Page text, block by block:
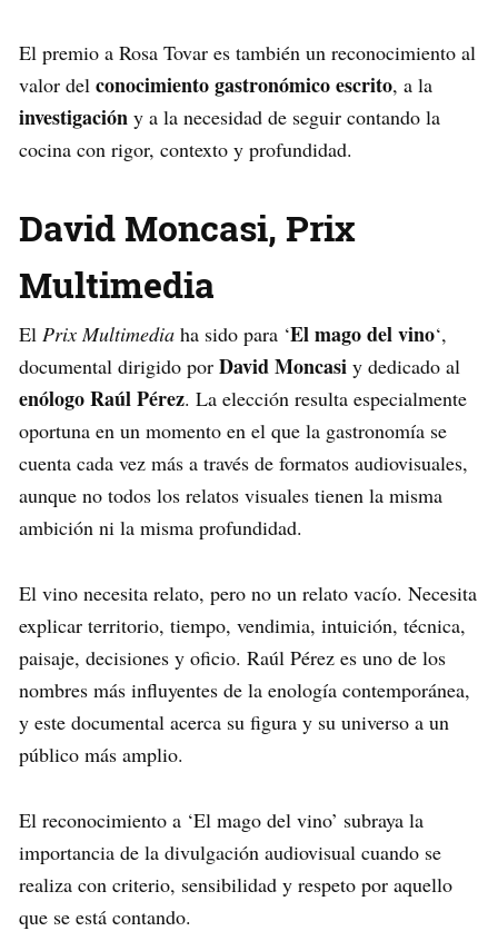
El premio a Rosa Tovar es también un reconocimiento al
valor del conocimiento gastronómico escrito, a la
investigación y a la necesidad de seguir contando la
cocina con rigor, contexto y profundidad.
David Moncasi, Prix
Multimedia
El Prix Multimedia ha sido para ‘El mago del vino‘,
documental dirigido por David Moncasi y dedicado al
enólogo Raúl Pérez. La elección resulta especialmente
oportuna en un momento en el que la gastronomía se
cuenta cada vez más a través de formatos audiovisuales,
aunque no todos los relatos visuales tienen la misma
ambición ni la misma profundidad.
El vino necesita relato, pero no un relato vacío. Necesita
explicar territorio, tiempo, vendimia, intuición, técnica,
paisaje, decisiones y oficio. Raúl Pérez es uno de los
nombres más influyentes de la enología contemporánea,
y este documental acerca su figura y su universo a un
público más amplio.
El reconocimiento a ‘El mago del vino’ subraya la
importancia de la divulgación audiovisual cuando se
realiza con criterio, sensibilidad y respeto por aquello
que se está contando.